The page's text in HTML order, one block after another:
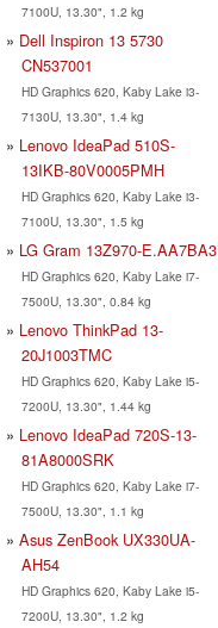
7100U, 13.30", 1.2 kg
Dell Inspiron 13 5730
CN537001
HD Graphics 620, Kaby Lake i3-
7130U, 13.30", 1.4 kg
Lenovo IdeaPad 510S-
13IKB-80V0005PMH
HD Graphics 620, Kaby Lake i3-
7100U, 13.30", 1.5 kg
LG Gram 13Z970-E.AA7BA3
HD Graphics 620, Kaby Lake i7-
7500U, 13.30", 0.84 kg
Lenovo ThinkPad 13-
20J1003TMC
HD Graphics 620, Kaby Lake i5-
7200U, 13.30", 1.44 kg
Lenovo IdeaPad 720S-13-
81A8000SRK
HD Graphics 620, Kaby Lake i7-
7500U, 13.30", 1.1 kg
Asus ZenBook UX330UA-
AH54
HD Graphics 620, Kaby Lake i5-
7200U, 13.30", 1.2 kg